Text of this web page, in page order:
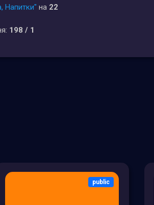
Напитки" на 22
198 / 1
public